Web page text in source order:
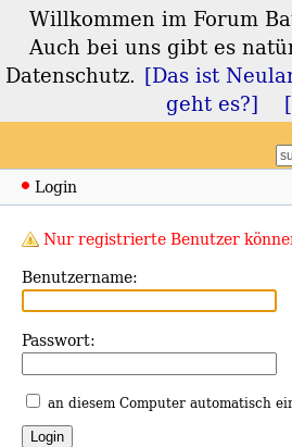
Forum
Umwelt
Login
Nur registrierte Benutzer
Benutzername:
Passwort:
an diesem Computer automatisch
Willkommen im Forum
Auch bei uns gibt es
Datenschutz. [Das ist
geht es?]